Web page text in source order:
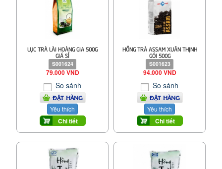
LỤC TRÀ LÀI HOÀNG GIA 500G
GIÁ SỈ
S001624
79.000 VND
So sánh
ĐẶT HÀNG
Yêu thích
Chi tiết
HỒNG TRÀ ASSAM XUÂN THỊNH
GÓI 500G
S001623
94.000 VND
So sánh
ĐẶT HÀNG
Yêu thích
Chi tiết